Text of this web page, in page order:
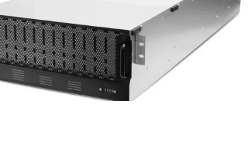
DELL G17
DELL G16
DELL G15
DELL G14